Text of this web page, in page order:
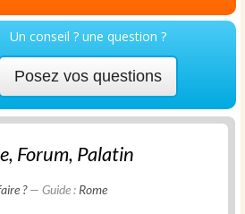
Un conseil ? une question ?
Posez vos questions
Forum, Palatin
?— Guide : Rome